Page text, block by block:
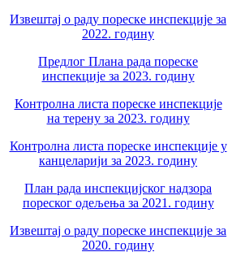
Извештај о раду пореске инспекције за
2022. годину
Предлог Плана рада пореске
инспекције за 2023. годину
Контролна листа пореске инспекције
на терену за 2023. годину
Контролна листа пореске инспекције у
канцеларији за 2023. годину
План рада инспекцијског надзора
пореског одељења за 2021. годину
Извештај о раду пореске инспекције за
2020. годину